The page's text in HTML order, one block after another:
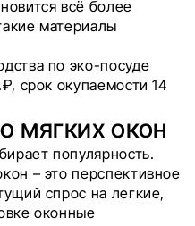
всё более
материалы
по эко-посуде
срок окупаемости 14
мягких окон
популярность.
– это перспективное
спрос на легкие,
оконные